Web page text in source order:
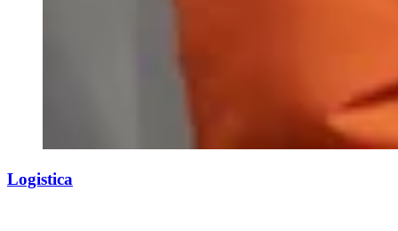
Logistica